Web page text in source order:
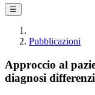
☰
Pubblicazioni
Approccio al
diagnosi